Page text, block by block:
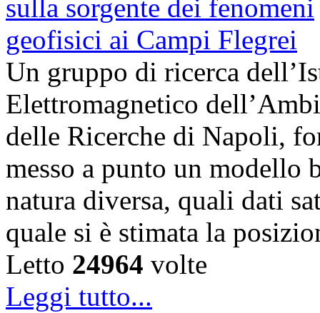
Un gruppo di ricerca
Elettromagnetico
delle Ricerche di Napoli,
messo a punto un modello
natura diversa, quali dati
quale si è stimata la
Letto 24964 volte
Leggi tutto...